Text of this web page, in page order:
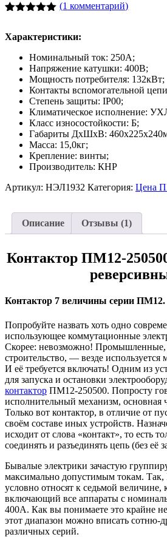
на основе
пользователя
(1 комментарий)
Характеристики:
Номинальный ток: 250А;
Напряжение катушки: 400В;
Мощность потребителя: 132кВт;
Контакты вспомогательной
Степень защиты: IP00;
Климатическое исполнение:
Класс износостойкости: Б;
Габариты ДxШxB:
Масса: 15,0кг;
Крепление: винты;
Производитель: КНР
Артикул: НЭЛ1932 Категория: Цена
Описание Отзывы (1)
Контактор ПМ12-
Контактор 7 величины серии ПМ12.
Попробуйте назвать хоть одно
использующее коммутационные
Скорее: невозможно! Промышленные,
строительство, — везде используется
И её требуется включать! Одним из
для запуска и остановки
контактор ПМ12-250500. Попросту
исполнительный механизм, основная
Только вот контактор, в отличие от
своём составе иных устройств.
исходит от слова «контакт», то есть
соединять и разъединять цепь (без её
Бывалые электрики зачастую
максимально допустимым токам.
условно относят к седьмой величине,
включающий все аппараты с
400А. Как вы понимаете это крайне
этот диапазон можно вписать сотню-
различных серий.